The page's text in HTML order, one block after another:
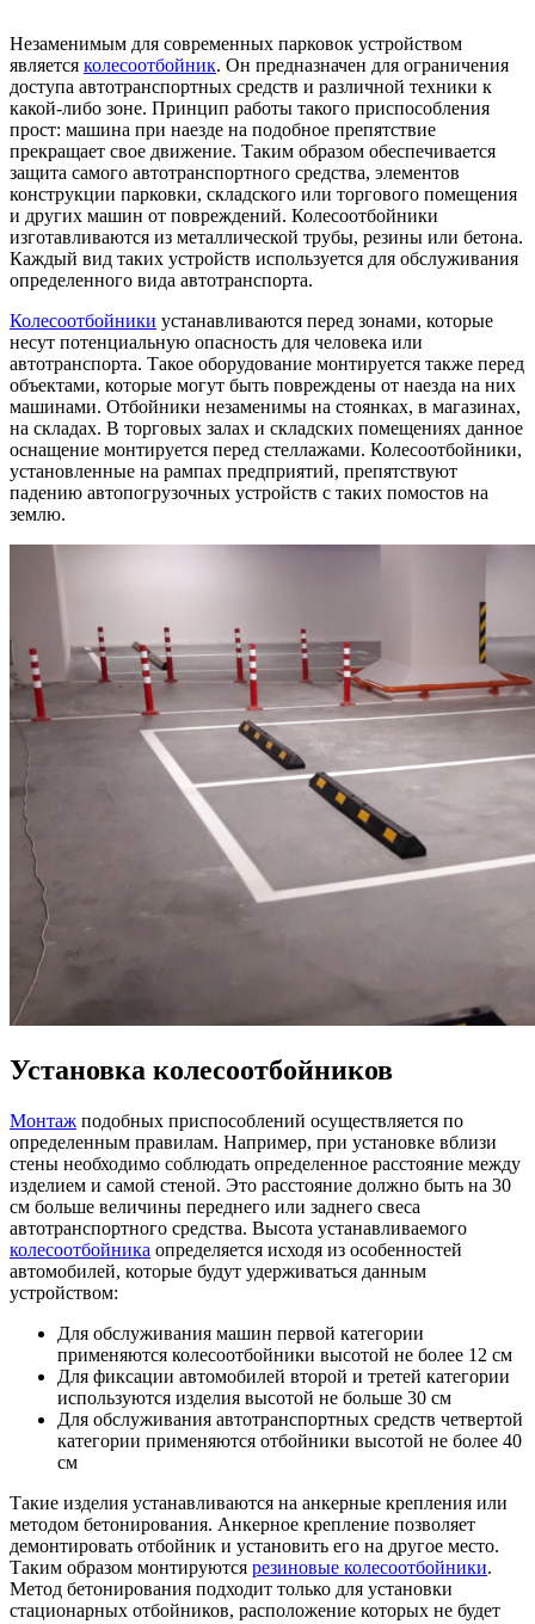
Незаменимым для современных парковок устройством
является колесоотбойник. Он предназначен для ограничения
доступа автотранспортных средств и различной техники к
какой-либо зоне. Принцип работы такого приспособления
прост: машина при наезде на подобное препятствие
прекращает свое движение. Таким образом обеспечивается
защита самого автотранспортного средства, элементов
конструкции парковки, складского или торгового помещения
и других машин от повреждений. Колесоотбойники
изготавливаются из металлической трубы, резины или бетона.
Каждый вид таких устройств используется для обслуживания
определенного вида автотранспорта.
Колесоотбойники устанавливаются перед зонами, которые
несут потенциальную опасность для человека или
автотранспорта. Такое оборудование монтируется также перед
объектами, которые могут быть повреждены от наезда на них
машинами. Отбойники незаменимы на стоянках, в магазинах,
на складах. В торговых залах и складских помещениях данное
оснащение монтируется перед стеллажами. Колесоотбойники,
установленные на рампах предприятий, препятствуют
падению автопогрузочных устройств с таких помостов на
землю.
Установка колесоотбойников
Монтаж подобных приспособлений осуществляется по
определенным правилам. Например, при установке вблизи
стены необходимо соблюдать определенное расстояние между
изделием и самой стеной. Это расстояние должно быть на 30
см больше величины переднего или заднего свеса
автотранспортного средства. Высота устанавливаемого
колесоотбойника определяется исходя из особенностей
автомобилей, которые будут удерживаться данным
устройством:
Для обслуживания машин первой категории
применяются колесоотбойники высотой не более 12 см
Для фиксации автомобилей второй и третей категории
используются изделия высотой не больше 30 см
Для обслуживания автотранспортных средств четвертой
категории применяются отбойники высотой не более 40
см
Такие изделия устанавливаются на анкерные крепления или
методом бетонирования. Анкерное крепление позволяет
демонтировать отбойник и установить его на другое место.
Таким образом монтируются резиновые колесоотбойники.
Метод бетонирования подходит только для установки
стационарных отбойников, расположение которых не будет